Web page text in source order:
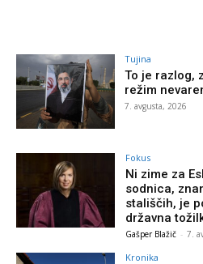
Tujina
To je razlog,
režim
7. avgusta, 2026
Fokus
Ni zime za
sodnica,
stališčih, je
državna
Gašper Blažič - 7.
Kronika